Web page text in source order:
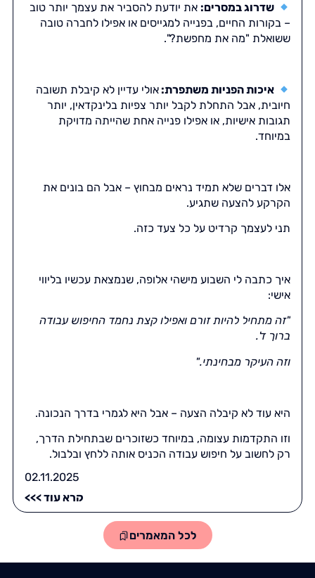
שדרוג במסרים: את יודעת להסביר את עצמך יותר טוב
– בקורות החיים, בפנייה למגייסים או אפילו לחברה טובה
ששואלת "מה את מחפשת?".
איכות הפניות משתפרת: אולי עדיין לא קיבלת תשובה
חיובית, אבל התחלת לקבל יותר צפיות בלינקדאין, יותר
תגובות אישיות, או אפילו פנייה אחת שהייתה מדויקת
במיוחד.
אלו דברים שלא תמיד נראים מבחוץ – אבל הם בונים את
הקרקע להצעה שתגיע.
תני לעצמך קרדיט על כל צעד כזה.
איך כתבה לי השבוע מישהי אלופה, שנמצאת עכשיו בליווי
אישי:
"זה מתחיל להיות זורם ואפילו קצת נחמד החיפוש עבודה
ברוך ד'.
וזה העיקר מבחינתי."
היא עוד לא קיבלה הצעה – אבל היא לגמרי בדרך הנכונה.
וזו התקדמות עצומה, במיוחד כשזוכרים שבתחילת הדרך,
רק לחשוב על חיפוש עבודה הכניס אותה ללחץ ובלבול.
02.11.2025
קרא עוד >>>
לכל המאמרים